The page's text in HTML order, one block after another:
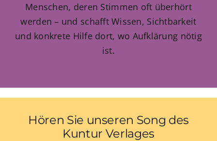
Menschen, deren Stimmen oft überhört
werden – und schafft Wissen, Sichtbarkeit
und konkrete Hilfe dort, wo Aufklärung nötig
ist.
Hören Sie unseren Song des
Kuntur Verlages